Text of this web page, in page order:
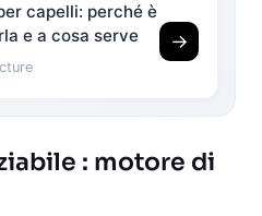
capelli: perché è
e a cosa serve
→
: motore di